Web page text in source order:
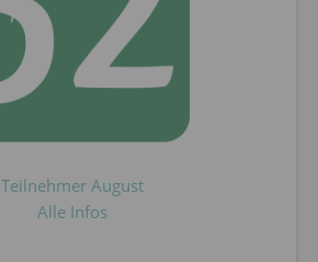
Teilnehmer August
Alle Infos